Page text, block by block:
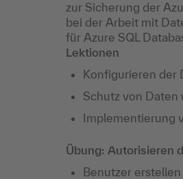
zur Sicherung der
bei der Arbeit mit
für Azure SQL
Lektionen
Konfigurieren der
Schutz von Daten
Implementierung
Übung: Autorisieren
Benutzer erstellen